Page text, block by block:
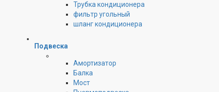
Трубка кондиционера
фильтр угольный
шланг кондиционера
Подвеска
Амортизатор
Балка
Мост